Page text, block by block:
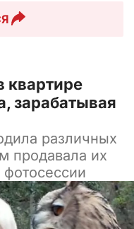
квартире
зарабатывая
различных
продавала их